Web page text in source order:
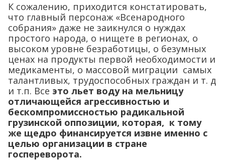
К сожалению, приходится констатировать,
что главный персонаж «Всенародного
собрания» даже не заикнулся о нуждах
простого народа, о нищете в регионах, о
высоком уровне безработицы, о безумных
ценах на продукты первой необходимости и
медикаменты, о массовой миграции самых
талантливых, трудоспособных граждан и т. д
и т.п. Все это льет воду на мельницу
отличающейся агрессивностью и
бескомпромиссностью радикальной
грузинской оппозиции, которая, к тому
же щедро финансируется извне именно с
целью организации в стране
госпереворота.